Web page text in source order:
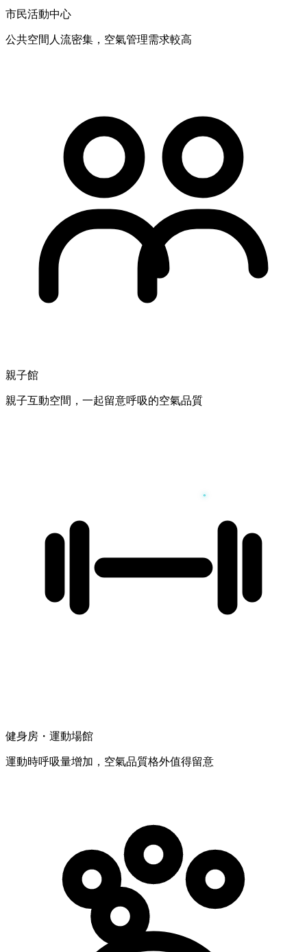
市民活動中心
公共空間人流密集，空氣管理需求較高
親子館
親子互動空間，一起留意呼吸的空氣品質
健身房・運動場館
運動時呼吸量增加，空氣品質格外值得留意